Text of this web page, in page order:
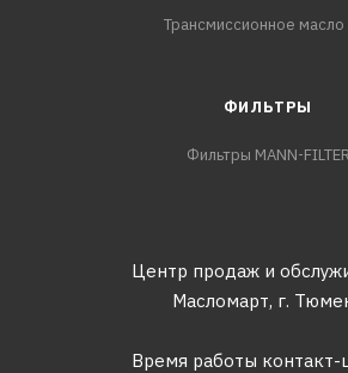
Трансмиссионное масло
ФИЛЬТРЫ
Фильтры MANN-FILTER
Центр продаж и
Масломарт, г.
Время работы контакт-